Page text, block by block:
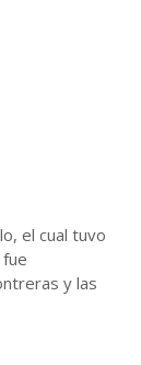
el cual tuvo
y las